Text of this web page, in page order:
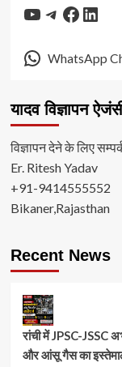
YouTube
Telegram
WhatsApp
यादव विज्ञापन
विज्ञापन देने के लिए
Er. Ritesh Yadav
+91-9414555552
Bikaner,Rajasthan
Recent News
रांची में JPSC-JSSC
और आंसू गैस का